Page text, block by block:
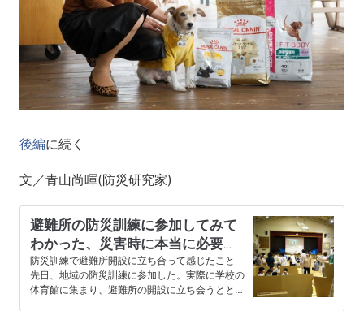
後編に続く
文／青山尚暉(防災研究家)
避難所の防災訓練に参加してみて
わかった、災害時に本当に必要な
もの
防災訓練で避難所開設に立ち合って感じたこと
先日、地域の防災訓練に参加した。実際に学校の
体育館に集まり、避難所の開設に立ち会うととも